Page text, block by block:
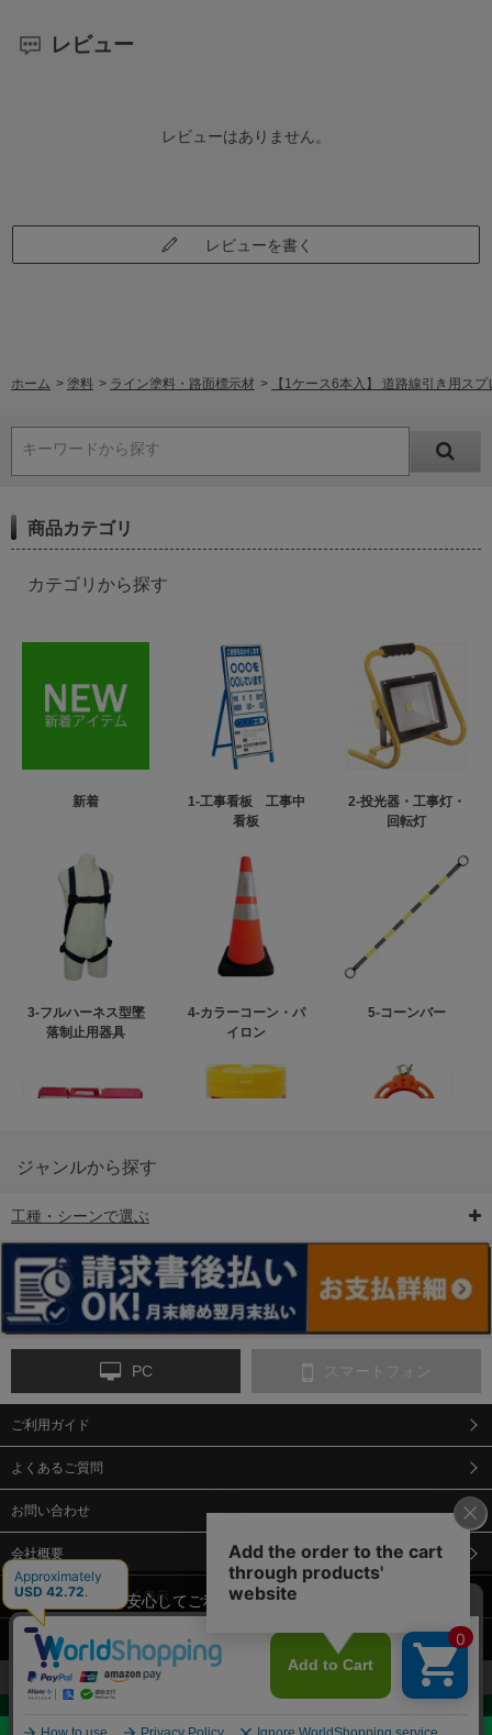
お見積・ご購入へ
レビュー
レビューはありません。
レビューを書く
ホーム > 塗料 > ライン塗料・路面標示材 > 【1ケース6本入】 道路線引き用ス
キーワードから探す
商品カテゴリ
カテゴリから探す
新着
1-工事看板 工事中
看板
2-投光器・工事灯・
回転灯
3-フルハーネス型墜
落制止用器具
4-カラーコーン・パ
イロン
5-コーンバー
6-矢印板/LED矢印板
ンス
9-点字マット・タイ
12-安全ベスト
13-誘導灯・誘導棒・
合図灯・手旗
14-ライフジャケット
ジャンルから探す
工種・シーンで選ぶ
PC スマートフォン
ご利用ガイド
よくあるご質問
お問い合わせ
会社概要
特定商取引法に基づく表示
個人情報保護方針
当サイトでは、安心してご利用いただくため（なりすまし防止
等）、またサイトの利便性向上のため、クッキー(Cookie)を使用
しています。 サイトのクッキー(Cookie)の使用に関しては、「プ
ライバシーポリシー」をお読みください。